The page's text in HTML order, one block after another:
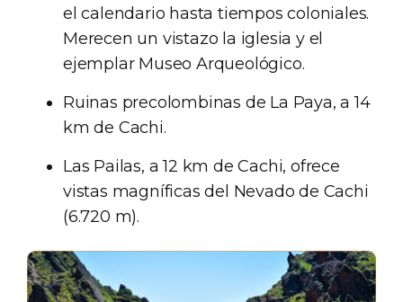
el calendario hasta tiempos coloniales.
Merecen un vistazo la iglesia y el
ejemplar Museo Arqueológico.
Ruinas precolombinas de La Paya, a 14
km de Cachi.
Las Pailas, a 12 km de Cachi, ofrece
vistas magníficas del Nevado de Cachi
(6.720 m).